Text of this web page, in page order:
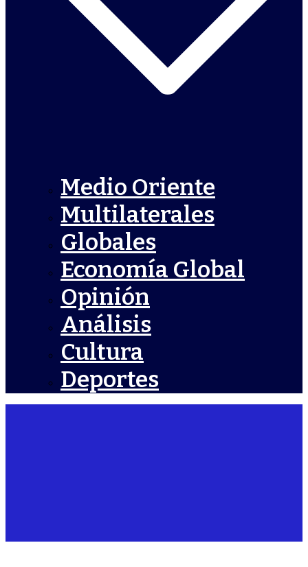
Medio Oriente
Multilaterales
Globales
Economía Global
Opinión
Análisis
Cultura
Deportes